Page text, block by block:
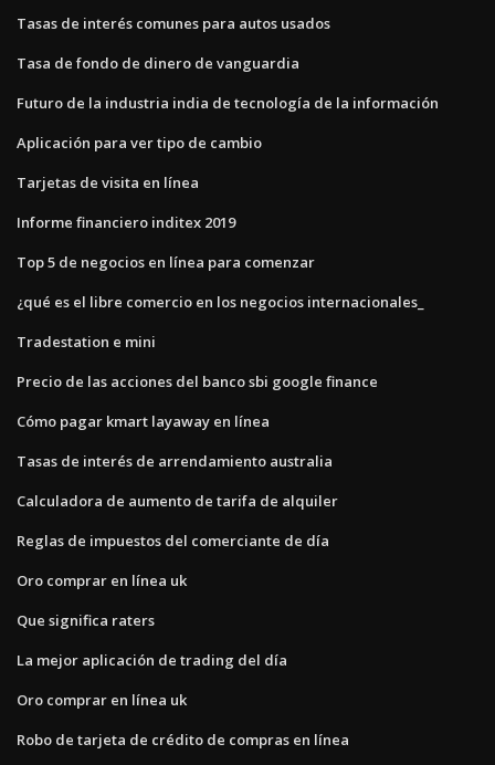
Tasas de interés comunes para autos usados
Tasa de fondo de dinero de vanguardia
Futuro de la industria india de tecnología de la información
Aplicación para ver tipo de cambio
Tarjetas de visita en línea
Informe financiero inditex 2019
Top 5 de negocios en línea para comenzar
¿qué es el libre comercio en los negocios internacionales_
Tradestation e mini
Precio de las acciones del banco sbi google finance
Cómo pagar kmart layaway en línea
Tasas de interés de arrendamiento australia
Calculadora de aumento de tarifa de alquiler
Reglas de impuestos del comerciante de día
Oro comprar en línea uk
Que significa raters
La mejor aplicación de trading del día
Oro comprar en línea uk
Robo de tarjeta de crédito de compras en línea